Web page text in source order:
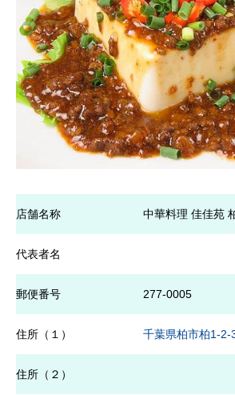
店舗名称 中華料理 佳佳苑
代表者名
郵便番号 277-0005
住所（１） 千葉県柏市柏1-2-
住所（２）